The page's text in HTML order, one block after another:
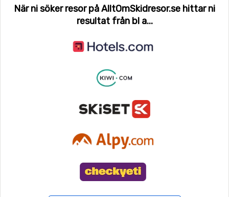
När ni söker resor på AlltOmSkidresor.se hittar ni
resultat från bl a...